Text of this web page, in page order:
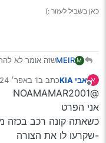
כאן בשביל לעזור :)
M
MEIRשזה אומר לא
א
מנותק
אבי KIA כתב ב1 באפר׳ 2024, 12:01
נערך לאחרונה על
@NOAMAMAR2001
אני הפרט
כשאתה קונה רכב בכזה
-שקרעו לו את הצורה